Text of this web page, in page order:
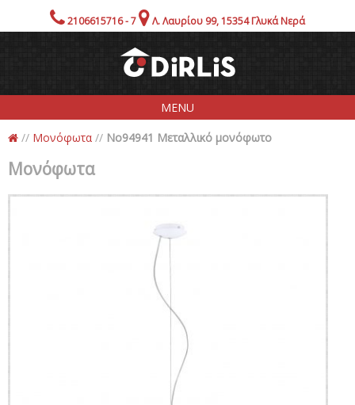
2106615716 - 7 Λ. Λαυρίου 99, 15354 Γλυκά Νερά
MENU
Showroom!
Προσφορές
Ενημέρωση
Επικοινωνία
// Μονόφωτα // No94941 Μεταλλικό μονόφωτο
Μονόφωτα